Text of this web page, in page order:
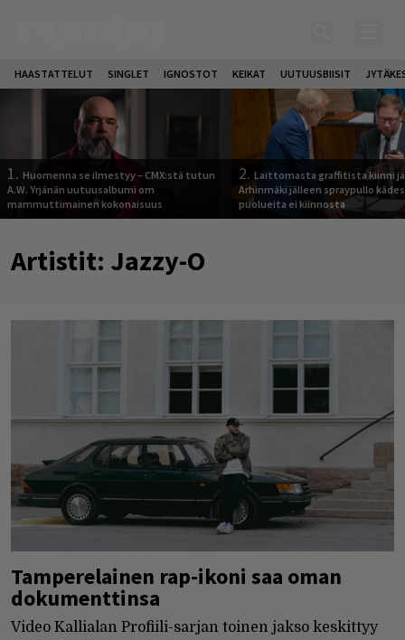
HAASTATTELUT SINGLET IGNOSTOT KEIKAT UUTUUSBIISIT
1. Huomenna se ilmestyy – CMX:stä tutun
A.W. Yrjänän uutuusalbumi om
mammuttimainen kokonaisuus
2. Laittomasta graffitista kiinni
Arhinmäki jälleen spraypullo
puolueita ei kiinnosta
Artistit: Jazzy-O
Tamperelainen rap-ikoni saa oman
dokumenttinsa
Video Kallialan Profiili-sarjan toinen jakso keskittyy